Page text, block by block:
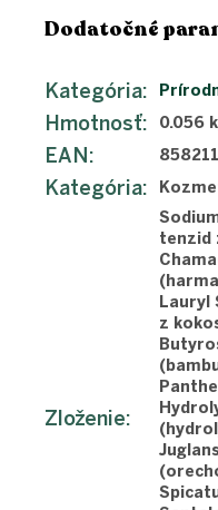
Dodatočné
Kategória:
Hmotnosť: 0.056
EAN:
Kategória:
Zloženie:
tenzid
Lauryl
z